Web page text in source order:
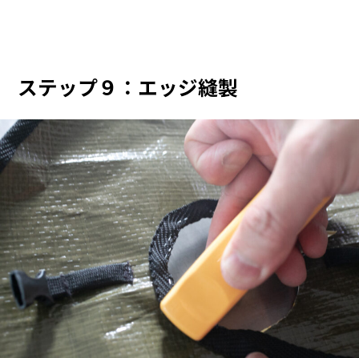
ステップ９：エッジ縫製